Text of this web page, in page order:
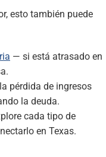
esto también puede
— si está atrasado en
pérdida de ingresos
la deuda.
cada tipo de
en Texas.